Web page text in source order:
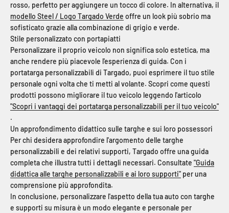
rosso, perfetto per aggiungere un tocco di colore. In alternativa, il
modello Steel / Logo Targado Verde offre un look più sobrio ma
sofisticato grazie alla combinazione di grigio e verde.
Stile personalizzato con portapiatti
Personalizzare il proprio veicolo non significa solo estetica, ma
anche rendere più piacevole l'esperienza di guida. Con i
portatarga personalizzabili di Targado, puoi esprimere il tuo stile
personale ogni volta che ti metti al volante. Scopri come questi
prodotti possono migliorare il tuo veicolo leggendo l'articolo
"Scopri i vantaggi dei portatarga personalizzabili per il tuo veicolo"
.
Un approfondimento didattico sulle targhe e sui loro possessori
Per chi desidera approfondire l'argomento delle targhe
personalizzabili e dei relativi supporti, Targado offre una guida
completa che illustra tutti i dettagli necessari. Consultate "Guida
didattica alle targhe personalizzabili e ai loro supporti" per una
comprensione più approfondita.
In conclusione, personalizzare l'aspetto della tua auto con targhe
e supporti su misura è un modo elegante e personale per